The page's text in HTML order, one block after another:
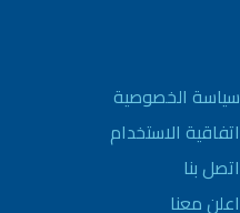
سياسة الخصوصية
اتفاقية الاستخدام
اتصل بنا
اعلن معنا